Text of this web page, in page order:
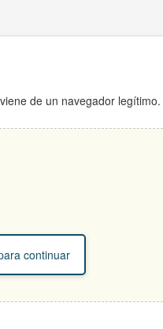
de un navegador legítimo.
continuar